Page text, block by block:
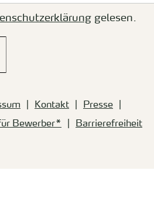
gelesen.
Kontakt
Presse
Bewerber*
Barrierefreiheit